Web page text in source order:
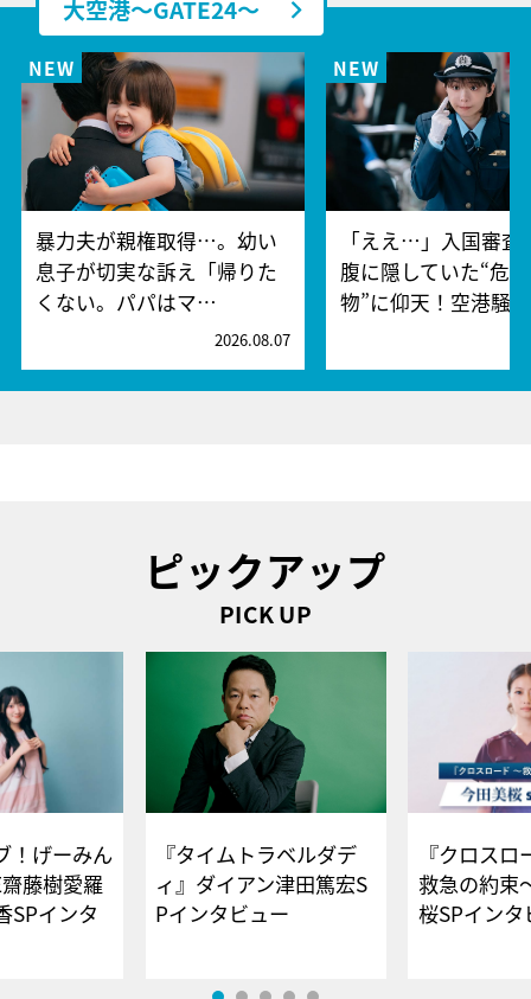
大空港～GATE24～
暴力夫が親権取得…。幼い
息子が切実な訴え「帰りた
くない。パパはマ…
2026.08.07
「ええ…」入国審査
腹に隠していた“危
物”に仰天！空港騒
ピックアップ
PICK UP
！げーみん
藤樹愛羅
SPインタ
『タイムトラベルダデ
ィ』ダイアン津田篤宏S
Pインタビュー
『クロス
救急の約束
桜SPイ